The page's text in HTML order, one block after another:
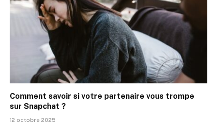
Comment savoir si votre partenaire vous trompe
sur Snapchat ?
12 octobre 2025